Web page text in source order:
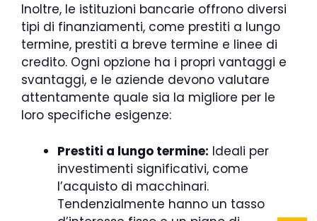
Inoltre, le istituzioni bancarie offrono diversi
tipi di finanziamenti, come prestiti a lungo
termine, prestiti a breve termine e linee di
credito. Ogni opzione ha i propri vantaggi e
svantaggi, e le aziende devono valutare
attentamente quale sia la migliore per le
loro specifiche esigenze:
Prestiti a lungo termine: Ideali per
investimenti significativi, come
l’acquisto di macchinari.
Tendenzialmente hanno un tasso